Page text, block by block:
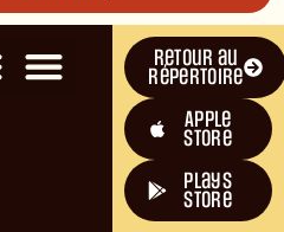
Retour au
répertoire
Apple
Store
plays
store